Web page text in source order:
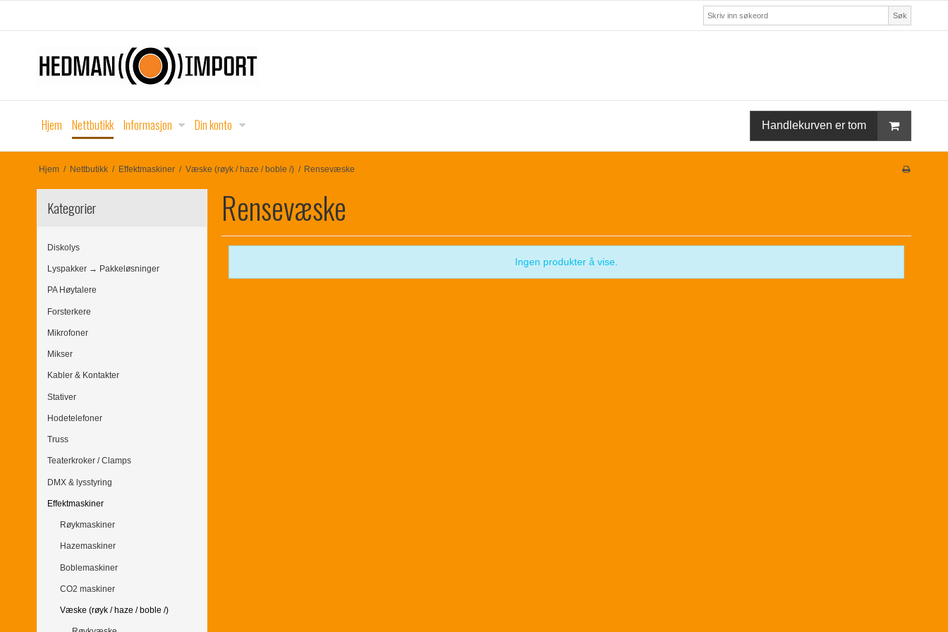
Søk
Hjem Nettbutikk Informasjon Din konto Handlekurven er tom
Hjem / Nettbutikk / Effektmaskiner / Væske (røyk / haze / boble /) / Rensevæske
Kategorier
Diskolys
Lyspakker → Pakkeløsninger
PA Høytalere
Forsterkere
Mikrofoner
Mikser
Kabler & Kontakter
Stativer
Hodetelefoner
Truss
Teaterkroker / Clamps
DMX & lysstyring
Effektmaskiner
Røykmaskiner
Hazemaskiner
Boblemaskiner
CO2 maskiner
Væske (røyk / haze / boble /)
Rensevæske
Ingen produkter å vise.